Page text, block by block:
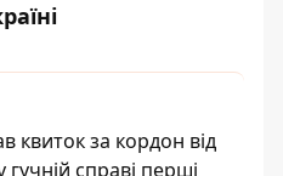
квиток за кордон від
справі перші